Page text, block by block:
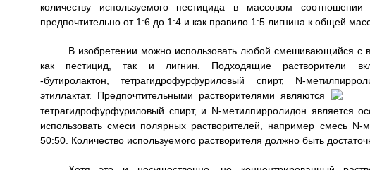
количеству используемого пестицида в массовом
предпочтительно от 1:6 до 1:4 и как правило 1:5 лигнина к общей
В изобретении можно использовать любой смешивающийся с
как пестицид, так и лигнин. Подходящие растворители
-бутиролактон, тетрагидрофурфуриловый спирт, N-
этиллактат. Предпочтительными растворителями являются
тетрагидрофурфуриловый спирт, и N-метилпирролидон является
использовать смеси полярных растворителей, например смесь N-
50:50. Количество используемого растворителя должно быть